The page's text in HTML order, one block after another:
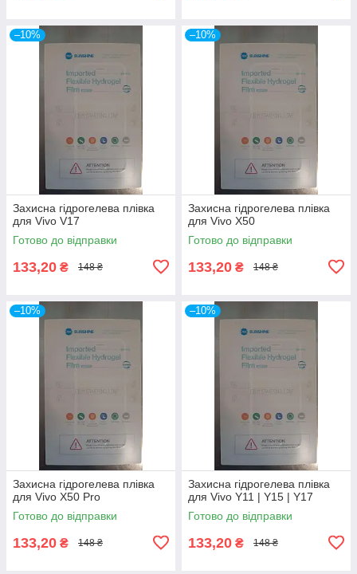
–10%
Захисна гідрогелева плівка
для Vivo V17
Готово до відправки
133,20 ₴ 148 ₴
–10%
Захисна гідрогелева плівка
для Vivo X50
Готово до відправки
133,20 ₴ 148 ₴
–10%
Захисна гідрогелева плівка
для Vivo X50 Pro
Готово до відправки
133,20 ₴ 148 ₴
–10%
Захисна гідрогелева плівка
для Vivo Y11 | Y15 | Y17
Готово до відправки
133,20 ₴ 148 ₴